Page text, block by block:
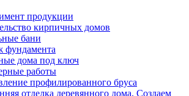
продукции
кирпичных домов
бани
фундамента
дома под ключ
работы
профилированного бруса
отделка деревянного дома. Создаем